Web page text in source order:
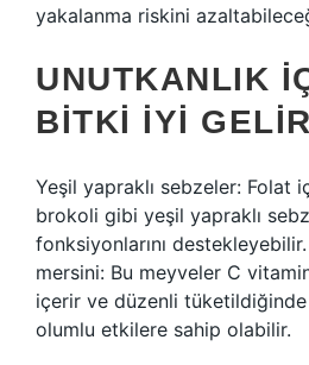
yakalanma riskini
UNUTKANLIK
BITKI IYI
Yeşil yapraklı sebzeler: Folat
brokoli gibi yeşil yapraklı
fonksiyonlarını
mersini: Bu meyveler C
içerir ve düzenli tüketildiğinde
olumlu etkilere sahip olabilir.